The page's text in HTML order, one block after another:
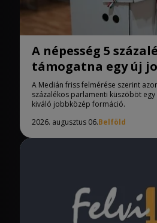
A népesség 5
támogatna egy új
pártot
A Medián friss felmérése szerint
százalékos parlamenti küszöböt
kiváló jobbközép formáció.
2026. augusztus 06.Belföld